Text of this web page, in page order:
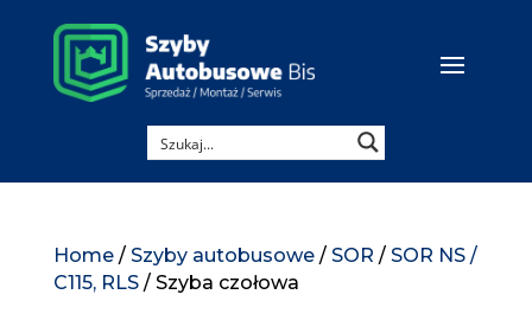
Home/ Szyby autobusowe/ SOR / SOR NS /
C115, RLS/ Szyba czołowa